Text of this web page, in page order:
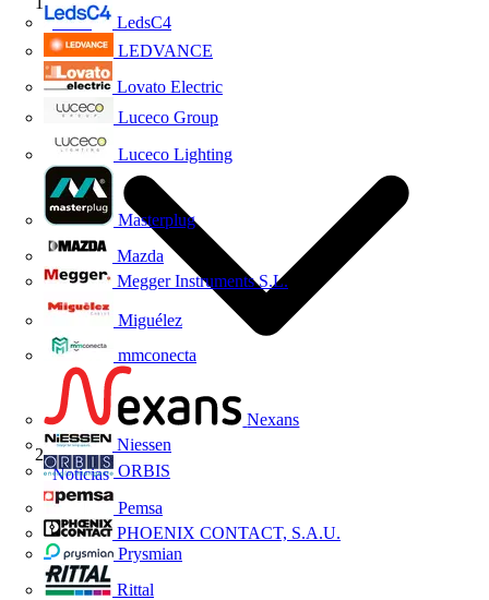
LedsC4
LEDVANCE
Lovato Electric
Luceco Group
Luceco Lighting
Masterplug
Mazda
Megger Instruments S.L.
Miguélez
mmconecta
Nexans
Niessen
ORBIS
Pemsa
PHOENIX CONTACT, S.A.U.
Prysmian
Rittal
Inicio
Noticias